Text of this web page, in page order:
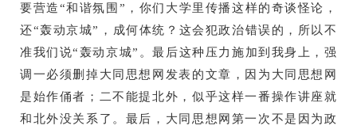
要营造“和谐氛围”，你们大学里传播这样的奇谈怪论，
还“轰动京城”，成何体统？这会犯政治错误的，所以不
准我们说“轰动京城”。最后这种压力施加到我身上，强
调一必须删掉大同思想网发表的文章，因为大同思想网
是始作俑者；二不能提北外，似乎这样一番操作讲座就
和北外没关系了。最后，大同思想网第一次不是因为政